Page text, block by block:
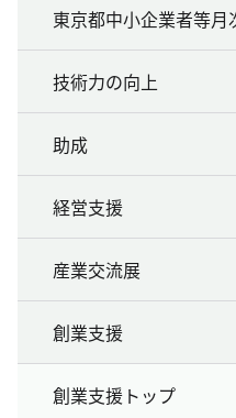
東京都中小企業者等月
技術力の向上
助成
経営支援
産業交流展
創業支援
創業支援トップ